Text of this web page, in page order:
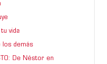
vida
los demás
De Néstor en